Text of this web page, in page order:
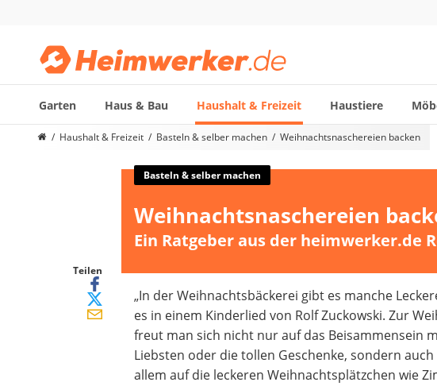
Garten Haus & Bau Haushalt & Freizeit Haustiere
Die beliebtesten Vergleiche nach Kategorie
Induktionskochfeld
Tischgeschirrspüler
Elektronische Dartscheibe
Beschriftungsgerät
Haushalt & Freizeit Basteln & selber machen Weihnachtsnaschereien backen
Teilen
Basteln & selber machen
Weihnachtsnaschereien
Ein Ratgeber aus der heimwerker.de
„In der Weihnachtsbäckerei gibt es manche
es in einem Kinderlied von Rolf Zuckowski. Zur
freut man sich nicht nur auf das Beisammensein
Liebsten oder die tollen Geschenke, sondern
allem auf die leckeren Weihnachtsplätzchen wie